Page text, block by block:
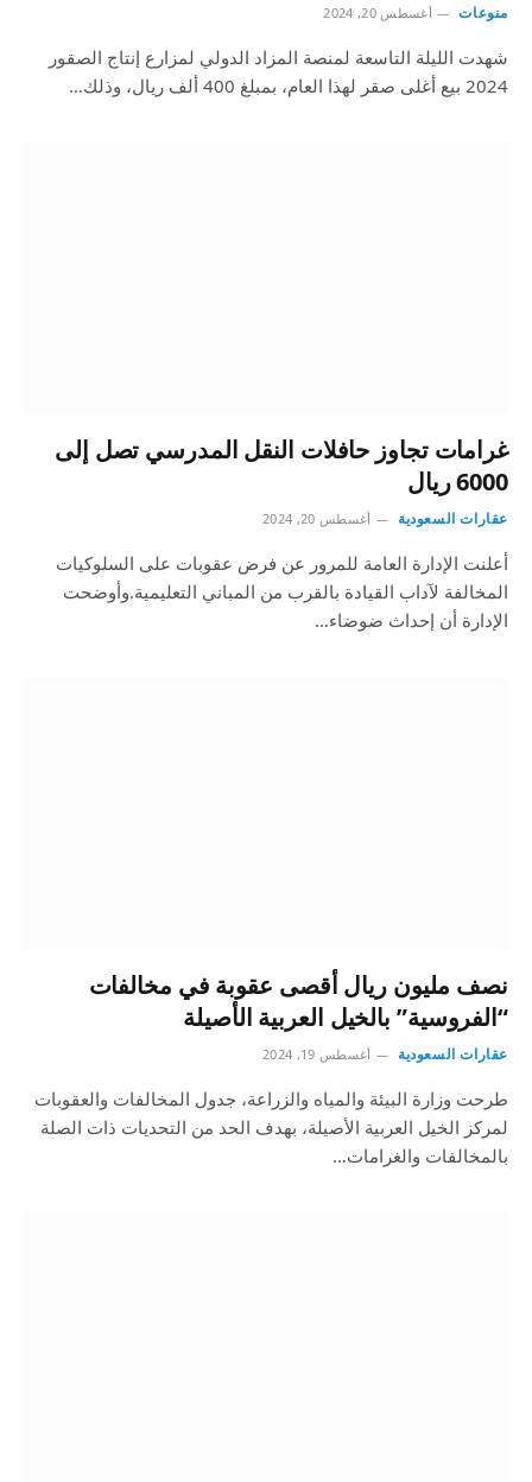
منوعات أغسطس 20, 2024
شهدت الليلة التاسعة لمنصة المزاد الدولي لمزارع إنتاج الصقور
2024 بيع أغلى صقر لهذا العام، بمبلغ 400 ألف ريال، وذلك…
غرامات تجاوز حافلات النقل المدرسي تصل إلى
6000 ريال
عقارات السعودية أغسطس 20, 2024
أعلنت الإدارة العامة للمرور عن فرض عقوبات على السلوكيات
المخالفة لآداب القيادة بالقرب من المباني التعليمية.وأوضحت
الإدارة أن إحداث ضوضاء…
نصف مليون ريال أقصى عقوبة في مخالفات
“الفروسية” بالخيل العربية الأصيلة
عقارات السعودية أغسطس 19, 2024
طرحت وزارة البيئة والمياه والزراعة، جدول المخالفات والعقوبات
لمركز الخيل العربية الأصيلة، بهدف الحد من التحديات ذات الصلة
بالمخالفات والغرامات…